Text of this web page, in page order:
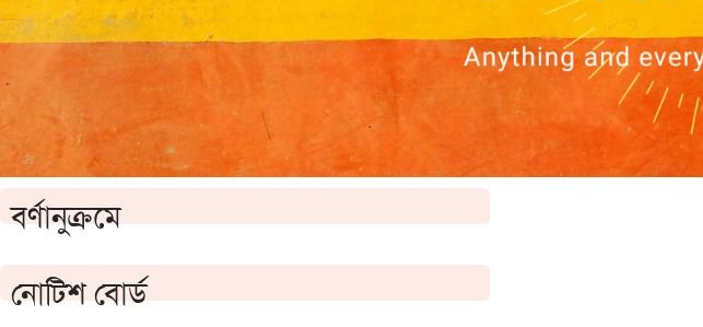
বর্ণানুক্রমে
নোটিশ বোর্ড